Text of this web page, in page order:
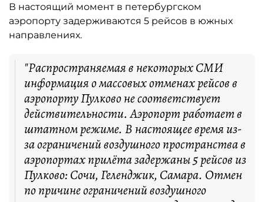
В настоящий момент в петербургском
аэропорту задерживаются 5 рейсов в южных
направлениях.
"Распространяемая в некоторых СМИ
информация о массовых отменах рейсов в
аэропорту Пулково не соответствует
действительности. Аэропорт работает в
штатном режиме. В настоящее время из-
за ограничений воздушного пространства в
аэропортах прилёта задержаны 5 рейсов из
Пулково: Сочи, Геленджик, Самара. Отмен
по причине ограничений воздушного